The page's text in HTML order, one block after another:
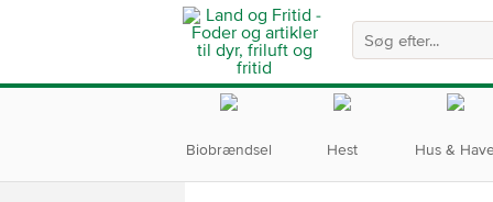
Biobrændsel Hest Hus & Have